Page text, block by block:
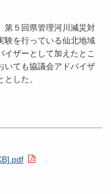
５回県管理河川減災対
験を行っている仙北地域
ザーとして加えたとこ
いても協議会アドバイザ
とした。